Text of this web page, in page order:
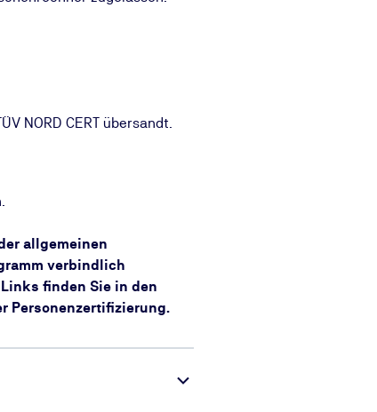
NORD CERT übersandt.
allgemeinen
verbindlich
finden Sie in den
Personenzertifizierung.